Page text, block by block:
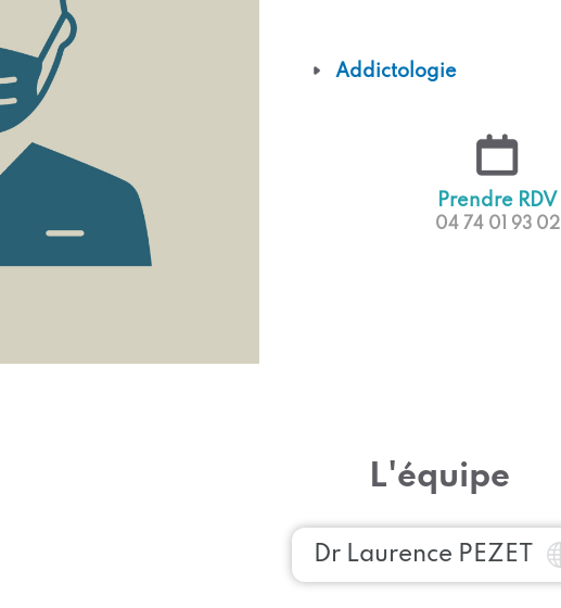
Addictologie
Prendre RDV
04 74 01 93 02
L'équipe
Dr Laurence PEZET